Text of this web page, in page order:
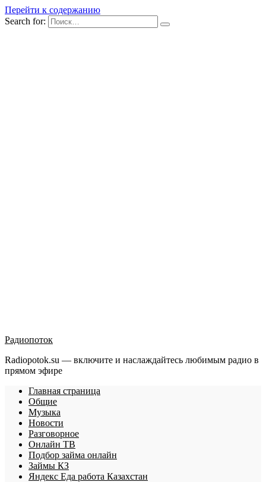
Перейти к содержанию
Search for:
Радиопоток
Radiopotok.su — включите и наслаждайтесь любимым радио в
прямом эфире
Главная страница
Общие
Музыка
Новости
Разговорное
Онлайн ТВ
Подбор займа онлайн
Займы КЗ
Яндекс Еда работа Казахстан